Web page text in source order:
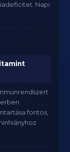
Napi
fontos,